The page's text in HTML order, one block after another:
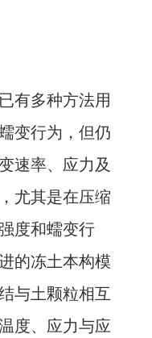
有多种方法用
变行为，但仍
速率、应力及
尤其是在压缩
度和蠕变行
的冻土本构模
与土颗粒相互
度、应力与应